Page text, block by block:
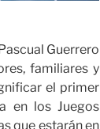
Guerrero
familiares y
el primer
en los Juegos
que estarán en